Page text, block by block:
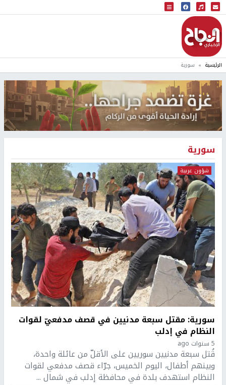
البث المباشر
إذاعة النجاح
الرئيسية سورية
سورية
شؤون عربية
سورية: مقتل سبعة مدنيين في قصف مدفعيّ لقوات
النظام في إدلب
5 سنوات ago
قُتل سبعة مدنيين سوريين على الأقلّ من عائلة واحدة،
وبينهم أطفال، اليوم الخميس، جرّاء قصف مدفعي لقوات
النظام استهدف بلدة في محافظة إدلب في شمال ...